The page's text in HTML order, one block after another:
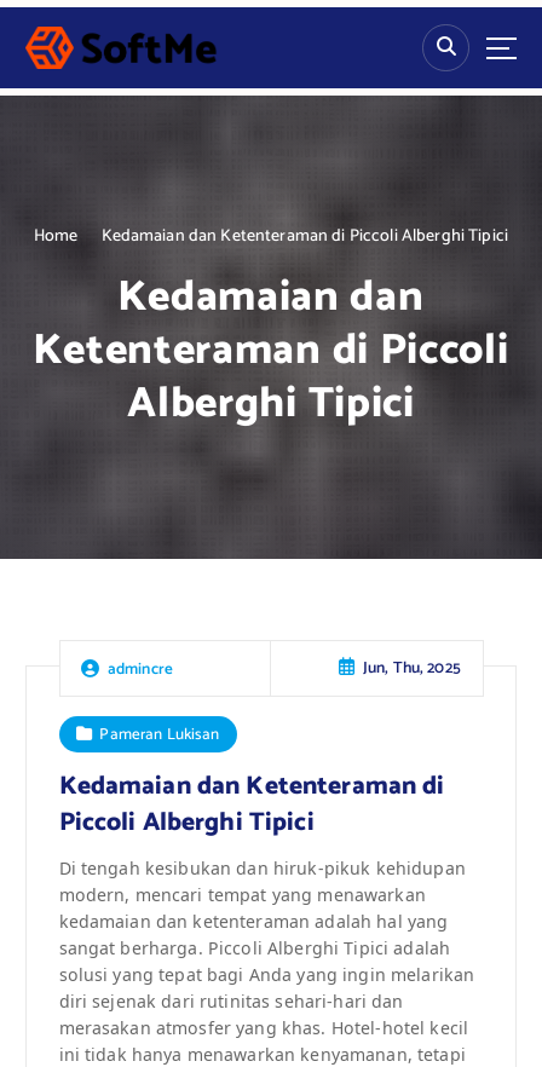
S
p
Home Kedamaian dan Ketenteraman di Piccoli Alberghi Tipici
Kedamaian dan
Ketenteraman di Piccoli
Alberghi Tipici
admincre Jun, Thu, 2025
Pameran Lukisan
Kedamaian dan Ketenteraman di
Piccoli Alberghi Tipici
Di tengah kesibukan dan hiruk-pikuk kehidupan
modern, mencari tempat yang menawarkan
kedamaian dan ketenteraman adalah hal yang
sangat berharga. Piccoli Alberghi Tipici adalah
solusi yang tepat bagi Anda yang ingin melarikan
diri sejenak dari rutinitas sehari-hari dan
merasakan atmosfer yang khas. Hotel-hotel kecil
ini tidak hanya menawarkan kenyamanan, tetapi